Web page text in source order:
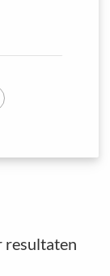
resultaten